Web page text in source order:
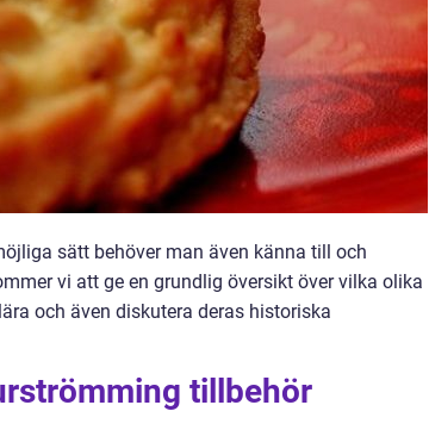
sätt behöver man även känna till och
vi att ge en grundlig översikt över vilka olika
och även diskutera deras historiska
tillbehör